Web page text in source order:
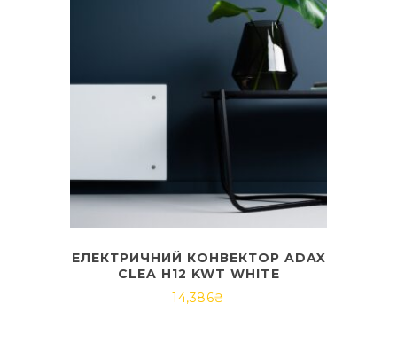
ЕЛЕКТРИЧНИЙ КОНВЕКТОР ADAX
CLEA H12 KWT WHITE
14,386₴